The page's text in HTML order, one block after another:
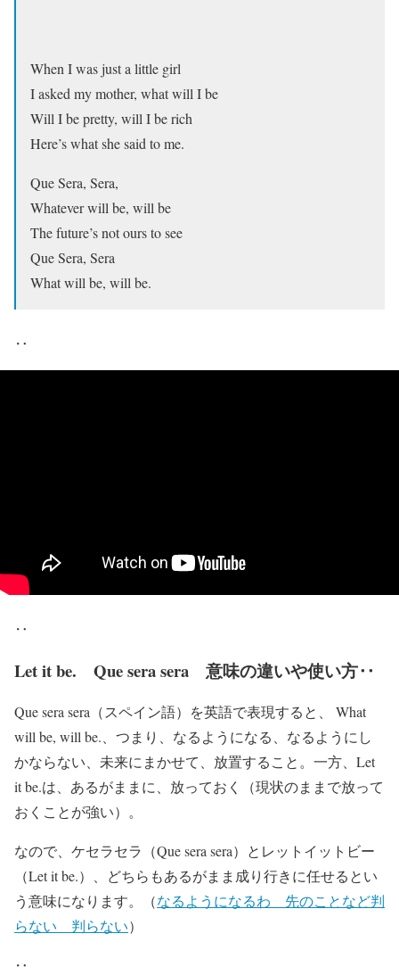
When I was just a little girl
I asked my mother, what will I be
Will I be pretty, will I be rich
Here’s what she said to me.
Que Sera, Sera,
Whatever will be, will be
The future’s not ours to see
Que Sera, Sera
What will be, will be.
‥
‥
Let it be. Que sera sera 意味の違いや使い方‥
Que sera sera（スペイン語）を英語で表現すると、 What
will be, will be.、つまり、なるようになる、なるようにし
かならない、未来にまかせて、放置すること。一方、Let
it be.は、あるがままに、放っておく（現状のままで放って
おくことが強い）。
なので、ケセラセラ（Que sera sera）とレットイットビー
（Let it be.）、どちらもあるがまま成り行きに任せるとい
う意味になります。（なるようになるわ 先のことなど判
らない 判らない）
‥